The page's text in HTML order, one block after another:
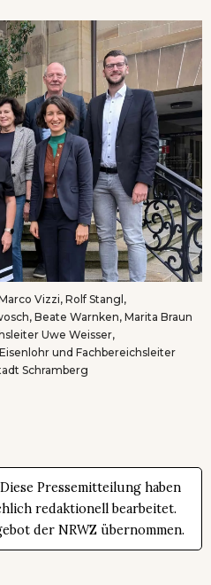
Vizzi, Rolf Stangl,
Beate Warnken, Marita Braun
Uwe Weisser,
und Fachbereichsleiter
Schramberg
Diese Pressemitteilung haben
redaktionell bearbeitet.
der NRWZ übernommen.